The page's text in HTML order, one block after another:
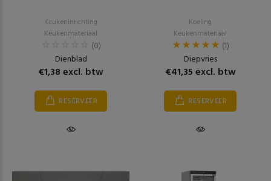
Keukeninrichting
Keukenmateriaal
(0)
Dienblad
€1,38 excl. btw
RESERVEER
Koeling
Keukenmateriaal
(1)
Diepvries
€41,35 excl. btw
RESERVEER